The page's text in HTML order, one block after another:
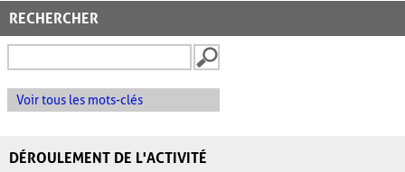
RECHERCHER
Voir tous les mots-clés
DÉROULEMENT DE L'ACTIVITÉ